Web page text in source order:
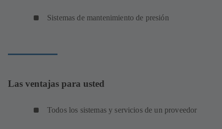
Sistemas de mantenimiento de presión
Las ventajas para usted
Todos los sistemas y servicios de un proveedor